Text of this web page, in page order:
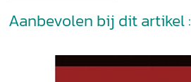
Aanbevolen bij dit artikel :